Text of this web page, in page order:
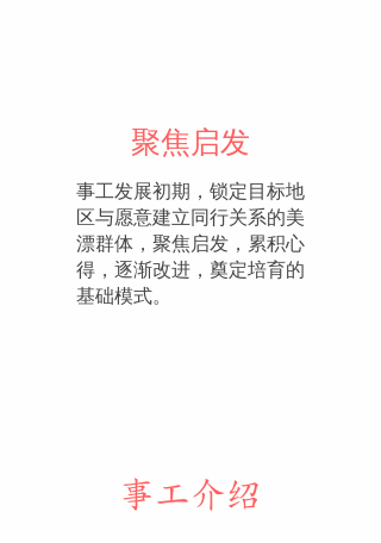
聚焦启发
事工发展初期，锁定目标地
区与愿意建立同行关系的美
漂群体，聚焦启发，累积心
得，逐渐改进，奠定培育的
基础模式。
​事工介绍